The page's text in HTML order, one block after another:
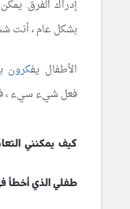
إدراك الفرق.
بشكل عام ، أنت
الأطفال يفكرون
فعل شيء سيء ،
كيف يمكنني
طفلي الذي أخطأ